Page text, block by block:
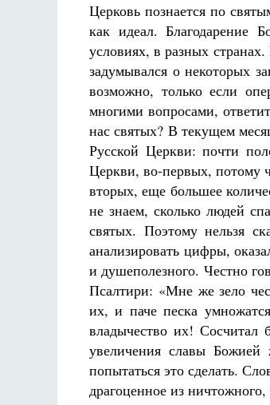
Церковь познается по
как идеал.
условиях, в разных
задумывался о некоторых
возможно, только если
многими вопросами,
нас святых? В текущем
Русской Церкви: почти
Церкви, во-первых, потому
вторых, еще большее
не знаем, сколько людей
святых. Поэтому нельзя
анализировать цифры,
и душеполезного. Честно
Псалтири: «Мне же зело
их, и паче песка
владычество их!
увеличения славы
попытаться это сделать.
драгоценное из